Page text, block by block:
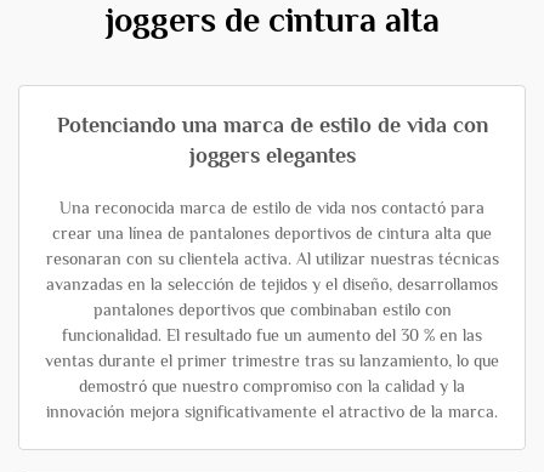
joggers de cintura alta
Potenciando una marca de estilo de vida con
joggers elegantes
Una reconocida marca de estilo de vida nos contactó para
crear una línea de pantalones deportivos de cintura alta que
resonaran con su clientela activa. Al utilizar nuestras técnicas
avanzadas en la selección de tejidos y el diseño, desarrollamos
pantalones deportivos que combinaban estilo con
funcionalidad. El resultado fue un aumento del 30 % en las
ventas durante el primer trimestre tras su lanzamiento, lo que
demostró que nuestro compromiso con la calidad y la
innovación mejora significativamente el atractivo de la marca.